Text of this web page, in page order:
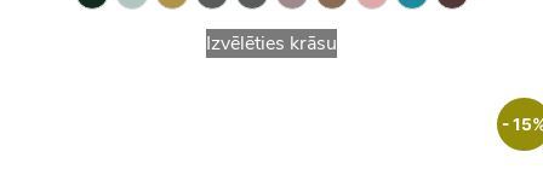
Izvēlēties krāsu
-